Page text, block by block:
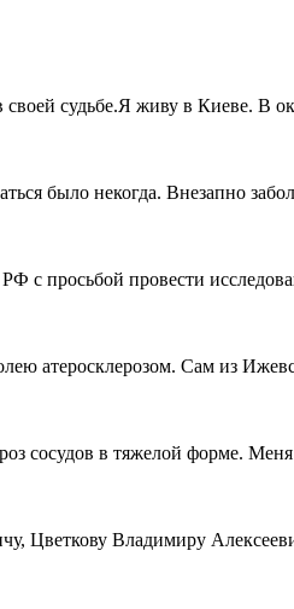
судьбе.Я живу в Киеве. В
было некогда. Внезапно
просьбой провести
атеросклерозом. Сам из
сосудов в тяжелой форме.
Цветкову Владимиру